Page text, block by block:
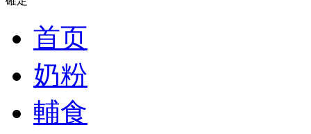
首页
奶粉
輔食